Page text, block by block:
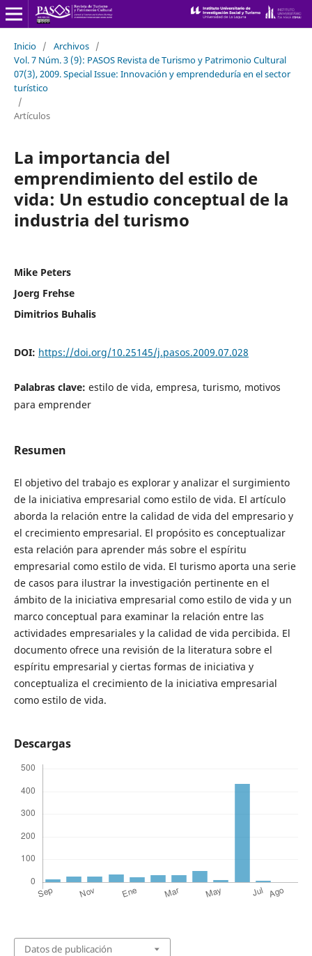
Inicio / Archivos /
Vol. 7 Núm. 3 (9): PASOS Revista de Turismo y Patrimonio Cultural
07(3), 2009. Special Issue: Innovación y emprendeduría en el sector
turístico
/
Artículos
La importancia del
emprendimiento del estilo de
vida: Un estudio conceptual de la
industria del turismo
Mike Peters
Joerg Frehse
Dimitrios Buhalis
DOI: https://doi.org/10.25145/j.pasos.2009.07.028
Palabras clave: estilo de vida, empresa, turismo, motivos
para emprender
Resumen
El objetivo del trabajo es explorar y analizar el surgimiento
de la iniciativa empresarial como estilo de vida. El artículo
aborda la relación entre la calidad de vida del empresario y
el crecimiento empresarial. El propósito es conceptualizar
esta relación para aprender más sobre el espíritu
empresarial como estilo de vida. El turismo aporta una serie
de casos para ilustrar la investigación pertinente en el
ámbito de la iniciativa empresarial como estilo de vida y un
marco conceptual para examinar la relación entre las
actividades empresariales y la calidad de vida percibida. El
documento ofrece una revisión de la literatura sobre el
espíritu empresarial y ciertas formas de iniciativa y
conceptualiza el crecimiento de la iniciativa empresarial
como estilo de vida.
Descargas
Datos de publicación